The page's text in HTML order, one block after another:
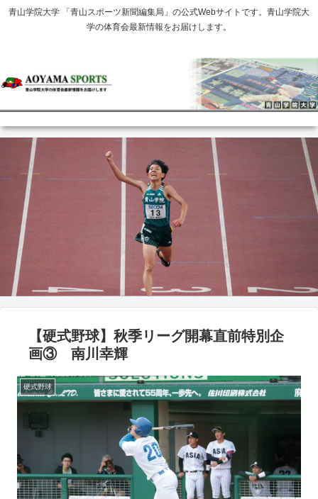
青山学院大学 「青山スポーツ新聞編集局」の公式Webサイトです。青山学院大
学の体育会最新情報をお届けします。
【硬式野球】秋季リーグ開幕直前特別企
画③ 南川幸輝
硬式野球